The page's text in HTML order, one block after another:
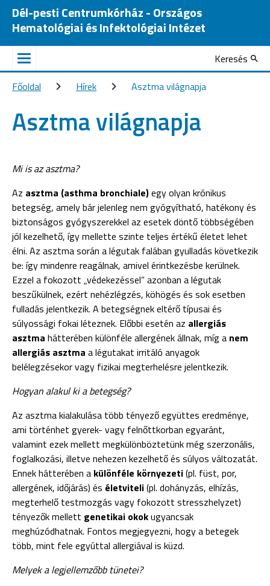
Dél-pesti Centrumkórház - Országos
Hematológiai és Infektológiai Intézet
Keresés
Főoldal
Hírek Asztma világnapja
Asztma világnapja
Mi is az asztma?
Az asztma (asthma bronchiale)egy olyan krónikus
betegség, amely bár jelenleg nem gyógyítható, hatékony és
biztonságos gyógyszerekkel az esetek döntő többségében
jól kezelhető, így mellette szinte teljes értékű életet lehet
élni. Az asztma során a légutak falában gyulladás következik
be: így mindenre reagálnak, amivel érintkezésbe kerülnek.
Ezzel a fokozott „védekezéssel” azonban a légutak
beszűkülnek, ezért nehézlégzés, köhögés és sok esetben
fulladás jelentkezik. A betegségnek eltérő típusai és
súlyossági fokai léteznek. Előbbi esetén az allergiás
asztma hátterében különféle allergének állnak, míg a nem
allergiás asztma a légutakat irritáló anyagok
belélegzésekor vagy fizikai megterhelésre jelentkezik.
Hogyan alakul ki a betegség?
Az asztma kialakulása több tényező együttes eredménye,
ami történhet gyerek- vagy felnőttkorban egyaránt,
valamint ezek mellett megkülönböztetünk még szerzonális,
foglalkozási, illetve nehezen kezelhető és súlyos változatát.
Ennek hátterében a különféle környezeti(pl. füst, por,
allergének, időjárás) és életviteli(pl. dohányzás, elhízás,
megterhelő testmozgás vagy fokozott stresszhelyzet)
tényezők mellett genetikai okokugyancsak
meghúzódhatnak. Fontos megjegyezni, hogy a betegek
több, mint fele egyúttal allergiával is küzd.
Melyek a legjellemzőbb tünetei?